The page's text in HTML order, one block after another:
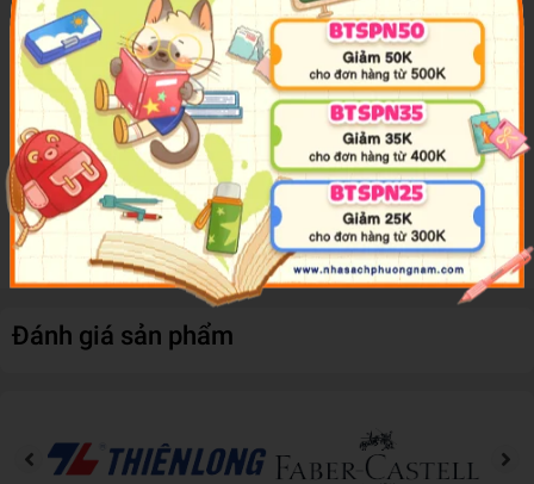
phải, vừa vặn với tay bé, đồng thời cho thời gian sử dụng bút được
lâu hơn.
Hộp bút gồm có 24 chiếc bút với các màu sắc khác nhau, bé yêu
nhà bạn sẽ được thỏa sức sáng tạo ra những bức tranh đầy màu
sắc đẹp mắt.
Sản phẩm được làm từ chất liệu cao cấp, an toàn cho bé và thân
thiện với môi trường, mẹ hoàn toàn yên tâm cho bé sử dụng.
Đánh giá sản phẩm